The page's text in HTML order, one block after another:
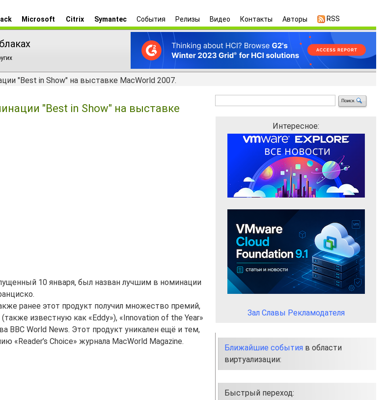
Microsoft Citrix Symantec События Релизы Видео Контакты Авторы RSS
"Best in Show" на выставке MacWorld 2007.
"Best in Show" на выставке
10 января, был назван лучшим в номинации
ранее этот продукт получил множество премий,
известную как «Eddy»), «Innovation of the Year»
BBC World News. Этот продукт уникален ещё и тем,
«Reader’s Choice» журнала MacWorld Magazine.
Интересное:
Зал Славы Рекламодателя
Ближайшие события в области
виртуализации:
Быстрый переход: